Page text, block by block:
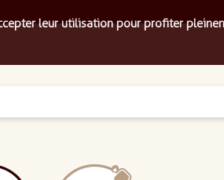
leur utilisation pour profiter